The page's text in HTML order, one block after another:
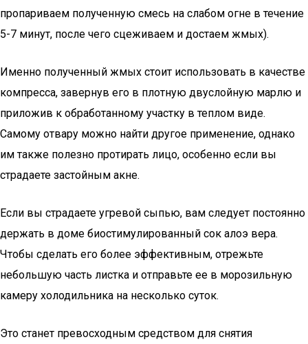
пропариваем полученную смесь на слабом огне в течение
5-7 минут, после чего сцеживаем и достаем жмых).
Именно полученный жмых стоит использовать в качестве
компресса, завернув его в плотную двуслойную марлю и
приложив к обработанному участку в теплом виде.
Самому отвару можно найти другое применение, однако
им также полезно протирать лицо, особенно если вы
страдаете застойным акне.
Если вы страдаете угревой сыпью, вам следует постоянно
держать в доме биостимулированный сок алоэ вера.
Чтобы сделать его более эффективным, отрежьте
небольшую часть листка и отправьте ее в морозильную
камеру холодильника на несколько суток.
Это станет превосходным средством для снятия